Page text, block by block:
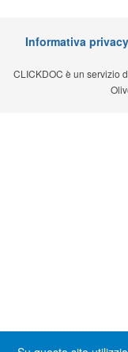
Informativa privacy
CLICKDOC è un servizio